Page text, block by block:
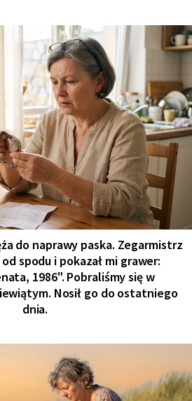
do naprawy paska. Zegarmistrz
spodu i pokazał mi grawer:
1986". Pobraliśmy się w
Nosił go do ostatniego
dnia.